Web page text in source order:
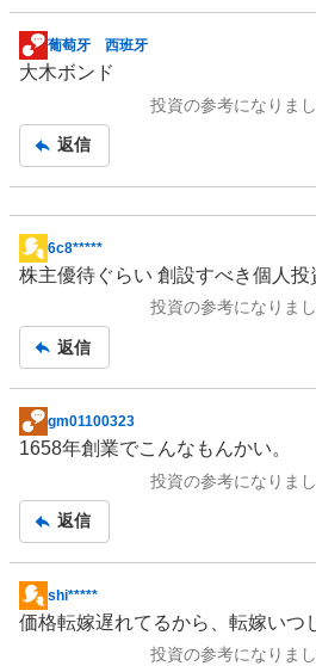
掲
示
事
葡萄牙 西班牙
大木ボンド
投資の参考になりま
返信
掲
示
事
6c8*****
株主優待ぐらい 創設すべき個人投
投資の参考になりま
返信
掲
示
事
gm01100323
1658年創業でこんなもんかい。
投資の参考になりま
返信
掲
示
shi*****
価格転嫁遅れてるから、転嫁いつ
投資の参考になりま